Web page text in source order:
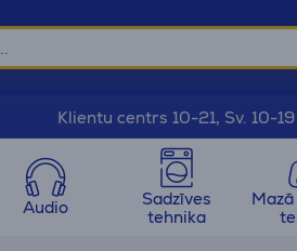
Klientu centrs 10-21, Sv. 10-19
Audio
Sadzīves
tehnika